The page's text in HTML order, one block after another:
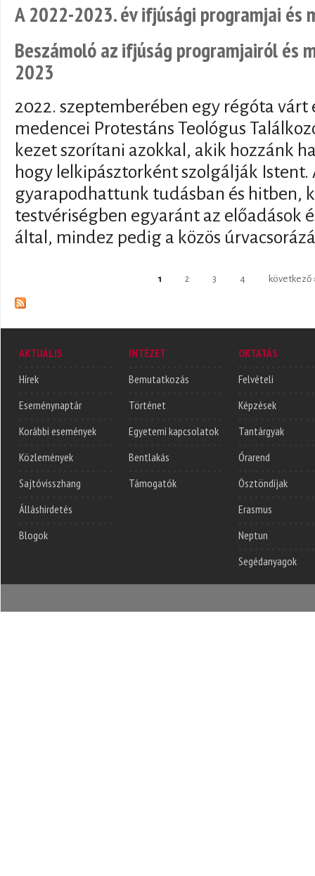
A 2022-2023. év ifjúsági programjai és
Beszámoló az ifjúság programjairól és
2023
2022. szeptemberében egy régóta várt
medencei Protestáns Teológus
kezet szorítani azokkal, akik hozzánk
hogy lelkipásztorként szolgálják
gyarapodhattunk tudásban és hitben,
testvériségben egyaránt az előadások
által, mindez pedig a közös
1 2 3 4 következő
AKTUÁLIS
Hírek
Eseménynaptár
Korábbi események
Közlemények
Sajtóvisszhang
Álláshirdetés
Blogok
INTÉZET
Bemutatkozás
Történet
Egyetemi kapcsolatok
Bentlakás
Támogatók
OKTATÁS
Felvételi
Képzések
Tantárgyak
Órarend
Ösztöndíjak
Erasmus
Neptun
Segédanyagok